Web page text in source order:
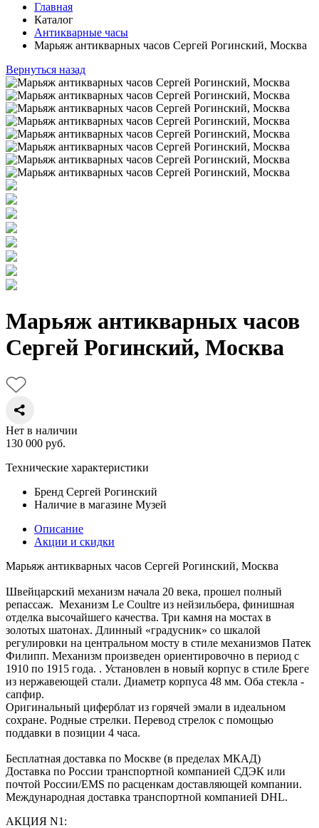
Главная
Каталог
Антикварные часы
Марьяж антикварных часов Сергей Рогинский, Москва
Вернуться назад
Марьяж антикварных часов
Сергей Рогинский, Москва
Нет в наличии
130 000 руб.
Технические характеристики
Бренд Сергей Рогинский
Наличие в магазине Музей
Описание
Акции и скидки
Марьяж антикварных часов Сергей Рогинский, Москва
Швейцарский механизм начала 20 века, прошел полный
репассаж. Механизм Le Coultre из нейзильбера, финишная
отделка высочайшего качества. Три камня на мостах в
золотых шатонах. Длинный «градусник» со шкалой
регулировки на центральном мосту в стиле механизмов Патек
Филипп. Механизм произведен ориентировочно в период с
1910 по 1915 года. . Установлен в новый корпус в стиле Бреге
из нержавеющей стали. Диаметр корпуса 48 мм. Оба стекла -
сапфир.
Оригинальный циферблат из горячей эмали в идеальном
сохране. Родные стрелки. Перевод стрелок с помощью
поддавки в позиции 4 часа.
Бесплатная доставка по Москве (в пределах МКАД)
Доставка по России транспортной компанией СДЭК или
почтой России/EMS по расценкам доставляющей компании.
Международная доставка транспортной компанией DHL.
АКЦИЯ N1: